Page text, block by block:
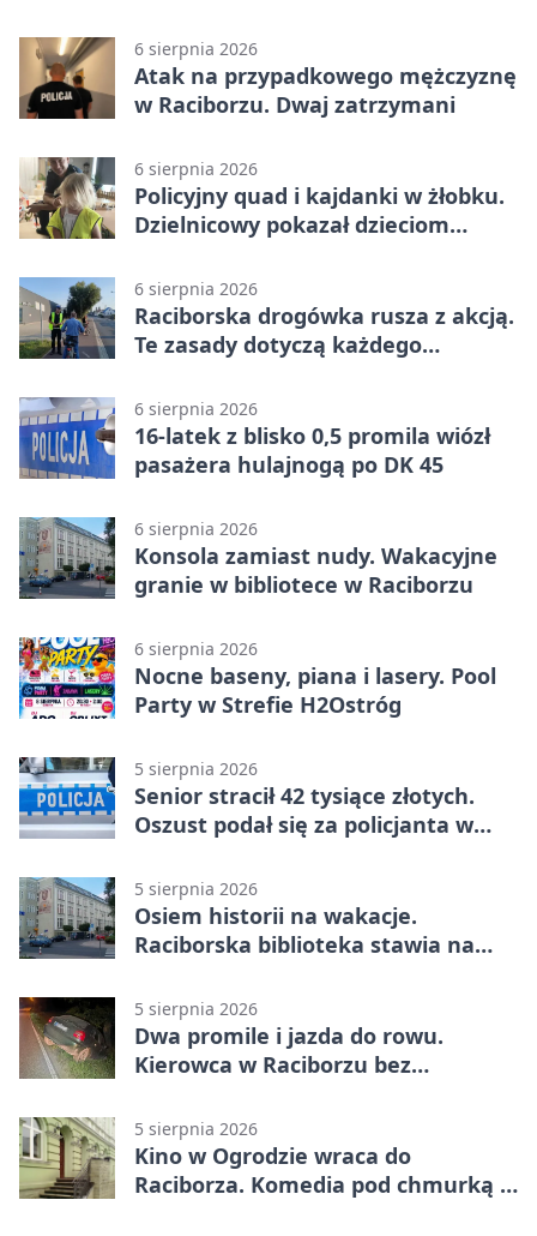
6 sierpnia 2026
Atak na przypadkowego mężczyznę
w Raciborzu. Dwaj zatrzymani
6 sierpnia 2026
Policyjny quad i kajdanki w żłobku.
Dzielnicowy pokazał dzieciom
6 sierpnia 2026
Raciborska drogówka rusza z akcją.
Te zasady dotyczą każdego
6 sierpnia 2026
16-latek z blisko 0,5 promila wiózł
pasażera hulajnogą po DK 45
6 sierpnia 2026
Konsola zamiast nudy. Wakacyjne
granie w bibliotece w Raciborzu
6 sierpnia 2026
Nocne baseny, piana i lasery. Pool
Party w Strefie H2Ostróg
5 sierpnia 2026
Senior stracił 42 tysiące złotych.
Oszust podał się za policjanta w
5 sierpnia 2026
Osiem historii na wakacje.
Raciborska biblioteka stawia na
5 sierpnia 2026
Dwa promile i jazda do rowu.
Kierowca w Raciborzu bez
5 sierpnia 2026
Kino w Ogrodzie wraca do
Raciborza. Komedia pod chmurką w